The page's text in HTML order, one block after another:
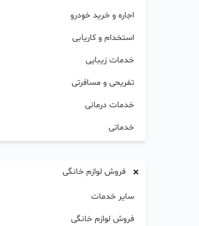
اجاره و خرید خودرو
استخدام و کاریابی
خدمات زیبایی
تفریحی و مسافرتی
خدمات درمانی
خدماتی
فروش لوازم خانگی
سایر خدمات
فروش لوازم خانگی